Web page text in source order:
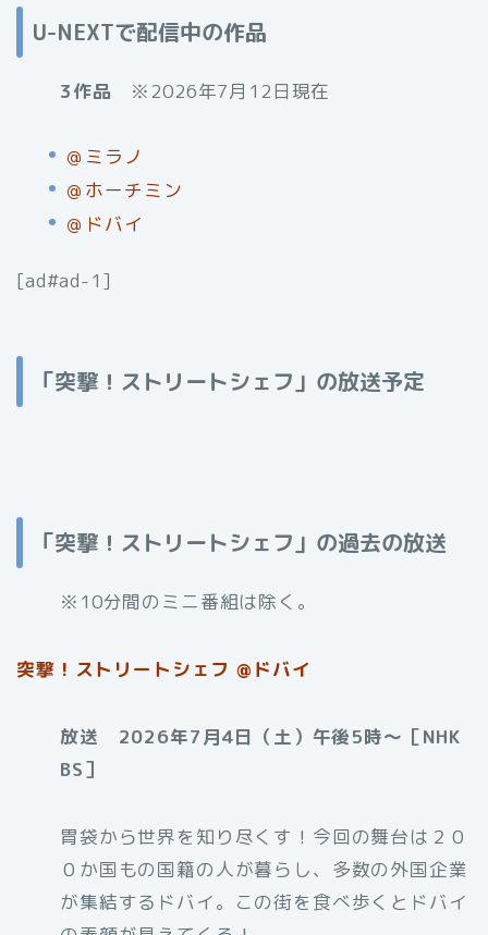
U-NEXTで配信中の作品
3作品 ※2026年7月12日現在
＠ミラノ
＠ホーチミン
＠ドバイ
[ad#ad-1]
「突撃！ストリートシェフ」の放送予定
「突撃！ストリートシェフ」の過去の放送
※10分間のミニ番組は除く。
突撃！ストリートシェフ @ドバイ
放送 2026年7月4日（土）午後5時〜［NHK
BS］
胃袋から世界を知り尽くす！今回の舞台は２０
０か国もの国籍の人が暮らし、多数の外国企業
が集結するドバイ。この街を食べ歩くとドバイ